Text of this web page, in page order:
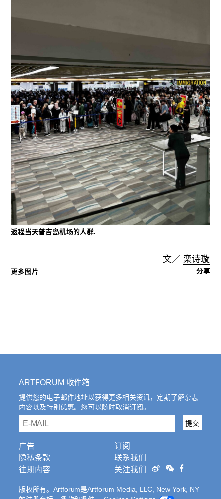
返程当天普吉岛机场的人群.
文／ 栾诗璇
更多图片 分享
ARTFORUM 收件箱
提供您的电子邮件地址以获得更多相关资讯，定期了解杂志
内容以及特别优惠。您可以随时取消订阅。
email 提交
广告
隐私条款
往期内容
订阅
联系我们
关注我们
版权所有。Artforum是Artforum Media, LLC, New York, NY